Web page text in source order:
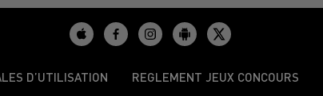
D’UTILISATION REGLEMENT JEUX CONCOURS